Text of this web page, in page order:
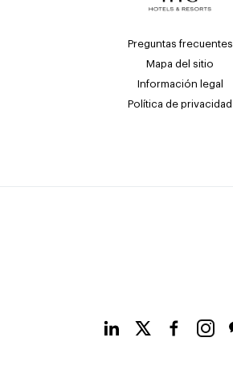
Preguntas frecuentes
Mapa del sitio
Información legal
Política de privacidad